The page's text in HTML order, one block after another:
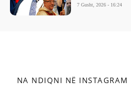
7 Gusht, 2026 - 16:24
NA NDIQNI NË INSTAGRAM